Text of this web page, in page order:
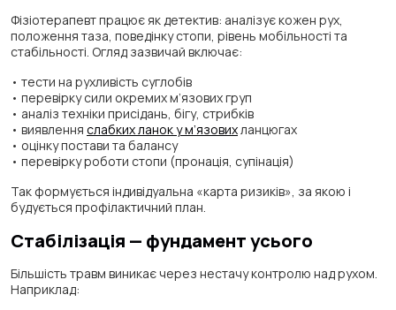
Фізіотерапевт працює як детектив: аналізує кожен рух,
положення таза, поведінку стопи, рівень мобільності та
стабільності. Огляд зазвичай включає:
• тести на рухливість суглобів
• перевірку сили окремих м’язових груп
• аналіз техніки присідань, бігу, стрибків
• виявлення слабких ланок у м’язових ланцюгах
• оцінку постави та балансу
• перевірку роботи стопи (пронація, супінація)
Так формується індивідуальна «карта ризиків», за якою і
будується профілактичний план.
Стабілізація — фундамент усього
Більшість травм виникає через нестачу контролю над рухом.
Наприклад: